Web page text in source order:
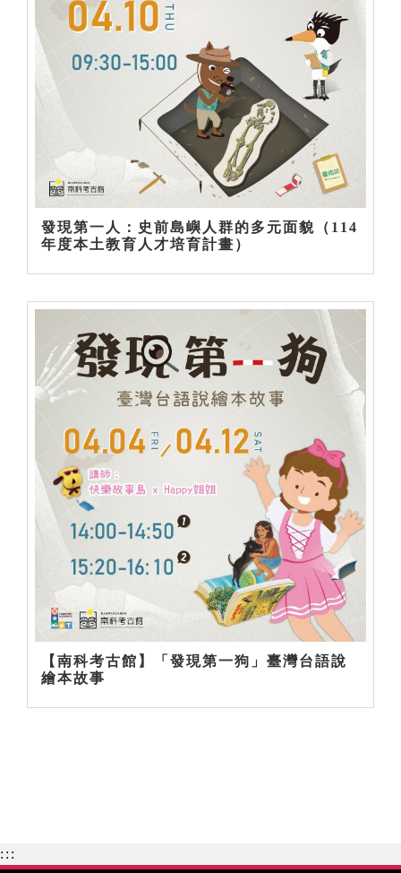
發現第一人：史前島嶼人群的多元面貌（114
年度本土教育人才培育計畫）
【南科考古館】「發現第一狗」臺灣台語說
繪本故事
:::